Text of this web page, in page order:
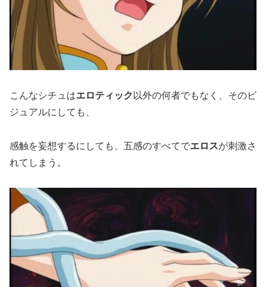
こんなシチュはエロティック 以外の何者でもなく、そのビ
ジュアルにしても、
感触を妄想するにしても、五感のすべてでエロスが刺激さ
れてしまう。